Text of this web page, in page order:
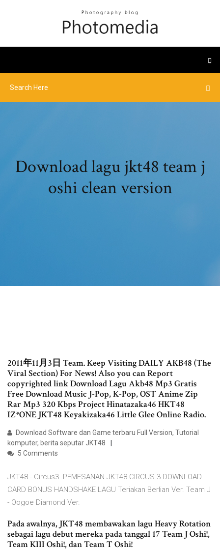
Download lagu jkt48 team j
oshi clean version
2011年11月3日 Team. Keep Visiting DAILY AKB48 (The
Viral Section) For News! Also you can Report
copyrighted link Download Lagu Akb48 Mp3 Gratis
Free Download Music J-Pop, K-Pop, OST Anime Zip
Rar Mp3 320 Kbps Project Hinatazaka46 HKT48
IZ*ONE JKT48 Keyakizaka46 Little Glee Online Radio.
Download Software dan Game terbaru Full Version, Tutorial
komputer, berita seputar JKT48
5 Comments
JKT48 - Circus3. PEMESANAN JKT48 CIRCUS 3 DOWNLOAD
CARD BONUS HANDSHAKE LAGU Teriakan Berlian Ver. Team J
- Oogoe Diamond Ver.
Pada awalnya, JKT48 membawakan lagu Heavy Rotation
sebagai lagu debut mereka pada tanggal 17 Team J Oshi!,
Team KIII Oshi!, dan Team T Oshi!